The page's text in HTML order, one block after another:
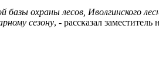
охраны лесов, Иволгинского
сезону, - рассказал